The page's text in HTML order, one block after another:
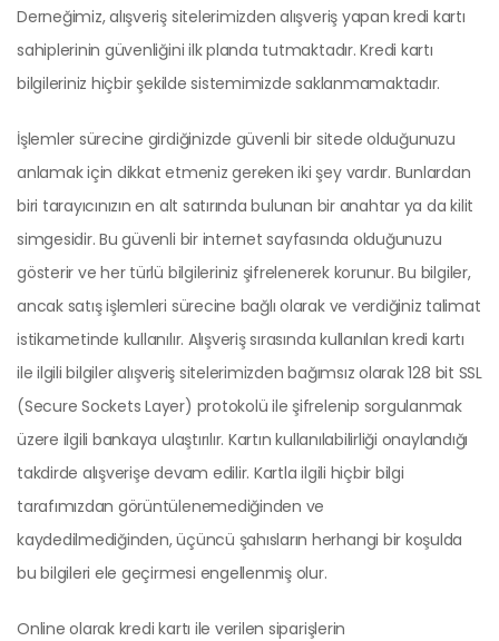
Derneğimiz, alışveriş sitelerimizden alışveriş yapan kredi kartı
sahiplerinin güvenliğini ilk planda tutmaktadır. Kredi kartı
bilgileriniz hiçbir şekilde sistemimizde saklanmamaktadır.
İşlemler sürecine girdiğinizde güvenli bir sitede olduğunuzu
anlamak için dikkat etmeniz gereken iki şey vardır. Bunlardan
biri tarayıcınızın en alt satırında bulunan bir anahtar ya da kilit
simgesidir. Bu güvenli bir internet sayfasında olduğunuzu
gösterir ve her türlü bilgileriniz şifrelenerek korunur. Bu bilgiler,
ancak satış işlemleri sürecine bağlı olarak ve verdiğiniz talimat
istikametinde kullanılır. Alışveriş sırasında kullanılan kredi kartı
ile ilgili bilgiler alışveriş sitelerimizden bağımsız olarak 128 bit SSL
(Secure Sockets Layer) protokolü ile şifrelenip sorgulanmak
üzere ilgili bankaya ulaştırılır. Kartın kullanılabilirliği onaylandığı
takdirde alışverişe devam edilir. Kartla ilgili hiçbir bilgi
tarafımızdan görüntülenemediğinden ve
kaydedilmediğinden, üçüncü şahısların herhangi bir koşulda
bu bilgileri ele geçirmesi engellenmiş olur.
Online olarak kredi kartı ile verilen siparişlerin